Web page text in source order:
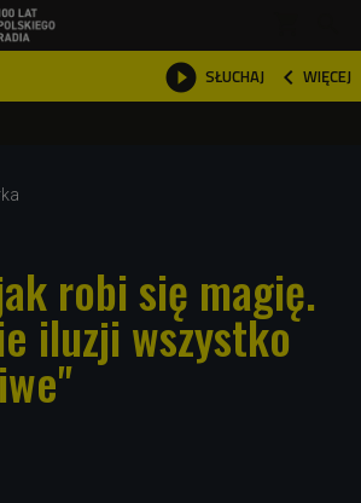
 SŁUCHAJ  WIĘCEJ

robi się magię.
iluzji wszystko